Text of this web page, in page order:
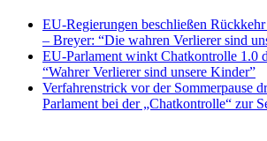
EU-Regierungen beschließen
– Breyer: “Die wahren Verlierer sind
EU-Parlament winkt Chatkontrolle 1.0
“Wahrer Verlierer sind unsere Kinder”
Verfahrenstrick vor der Sommerpause
Parlament bei der „Chatkontrolle“ zur